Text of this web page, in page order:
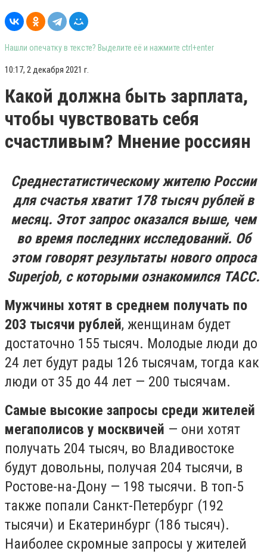
Нашли опечатку в тексте? Выделите её и нажмите ctrl+enter
10:17, 2 декабря 2021 г.
Какой должна быть зарплата,
чтобы чувствовать себя
счастливым? Мнение россиян
Среднестатистическому жителю России
для счастья хватит 178 тысяч рублей в
месяц. Этот запрос оказался выше, чем
во время последних исследований. Об
этом говорят результаты нового опроса
Superjob, с которыми ознакомился ТАСС.
Мужчины хотят в среднем получать по
203 тысячи рублей, женщинам будет
достаточно 155 тысяч. Молодые люди до
24 лет будут рады 126 тысячам, тогда как
люди от 35 до 44 лет — 200 тысячам.
Самые высокие запросы среди жителей
мегаполисов у москвичей — они хотят
получать 204 тысяч, во Владивостоке
будут довольны, получая 204 тысячи, в
Ростове-на-Дону — 198 тысячи. В топ-5
также попали Санкт-Петербург (192
тысячи) и Екатеринбург (186 тысяч).
Наиболее скромные запросы у жителей